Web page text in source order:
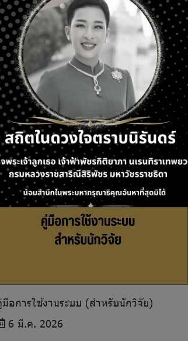
ะสาน
มือการใช้งานระบบ (สำหรับนักวิจัย)
6 มี.ค. 2026